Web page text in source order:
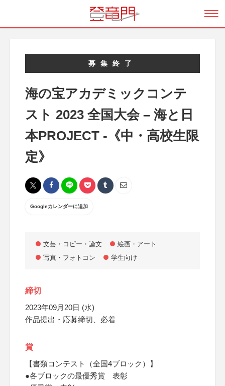
募集終了
海の宝アカデミックコンテ
スト 2023 全国大会 – 海と日
本PROJECT -《中・高校生限
定》
Googleカレンダーに追加
文芸・コピー・論文
絵画・アート
写真・フォトコン
学生向け
締切
2023年09月20日 (水)
作品提出・応募締切、必着
賞
【書類コンテスト（全国4ブロック）】
●各ブロックの最優秀賞 表彰